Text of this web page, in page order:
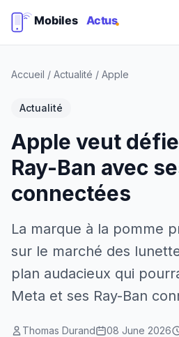
Accueil / Actualité / Apple
Actualité
Apple veut
Ray-Ban avec
connectées
La marque à la pomme
sur le marché des
plan audacieux qui
Meta et ses Ray-Ban
Thomas Durand 08 June 2026